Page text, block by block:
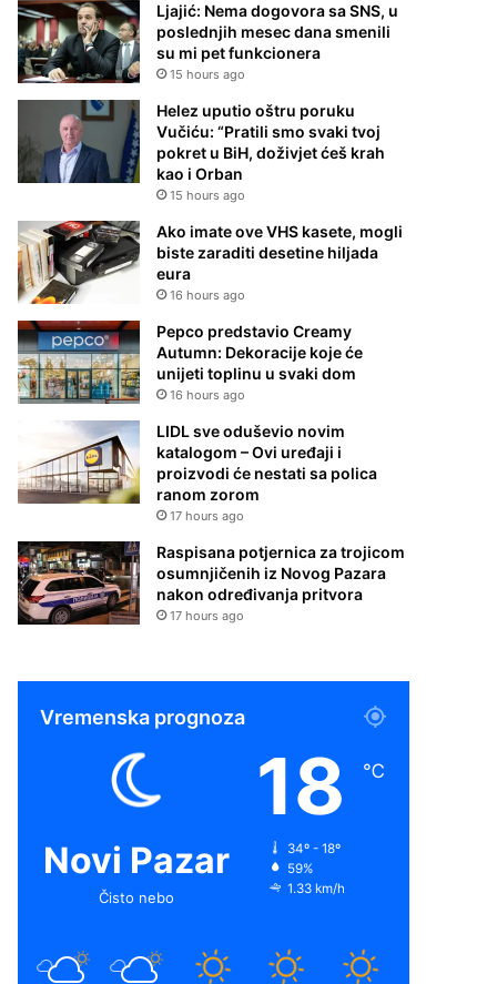
Ljajić: Nema dogovora sa SNS, u
poslednjih mesec dana smenili
su mi pet funkcionera
15 hours ago
Helez uputio oštru poruku
Vučiću: “Pratili smo svaki tvoj
pokret u BiH, doživjet ćeš krah
kao i Orban
15 hours ago
Ako imate ove VHS kasete, mogli
biste zaraditi desetine hiljada
eura
16 hours ago
Pepco predstavio Creamy
Autumn: Dekoracije koje će
unijeti toplinu u svaki dom
16 hours ago
LIDL sve oduševio novim
katalogom – Ovi uređaji i
proizvodi će nestati sa polica
ranom zorom
17 hours ago
Raspisana potjernica za trojicom
osumnjičenih iz Novog Pazara
nakon određivanja pritvora
17 hours ago
Vremenska prognoza
Novi Pazar
Čisto nebo
18 ℃
34º - 18º
59%
1.33 km/h